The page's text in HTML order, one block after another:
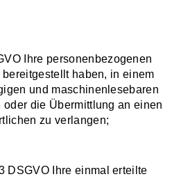
Ihre personenbezogenen
haben, in einem
und maschinenlesebaren
oder die Übermittlung an einen
zu verlangen;
DSGVO Ihre einmal erteilte